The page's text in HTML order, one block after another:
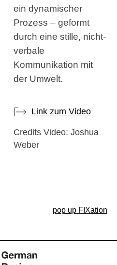
ein dynamischer
Prozess – geformt
durch eine stille, nicht-
verbale
Kommunikation mit
der Umwelt.
Link zum Video
Credits Video: Joshua
Weber
pop up FIXation